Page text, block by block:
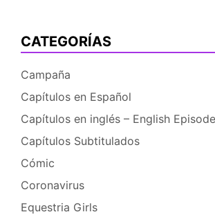
CATEGORÍAS
Campaña
Capítulos en Español
Capítulos en inglés – English
Capítulos Subtitulados
Cómic
Coronavirus
Equestria Girls